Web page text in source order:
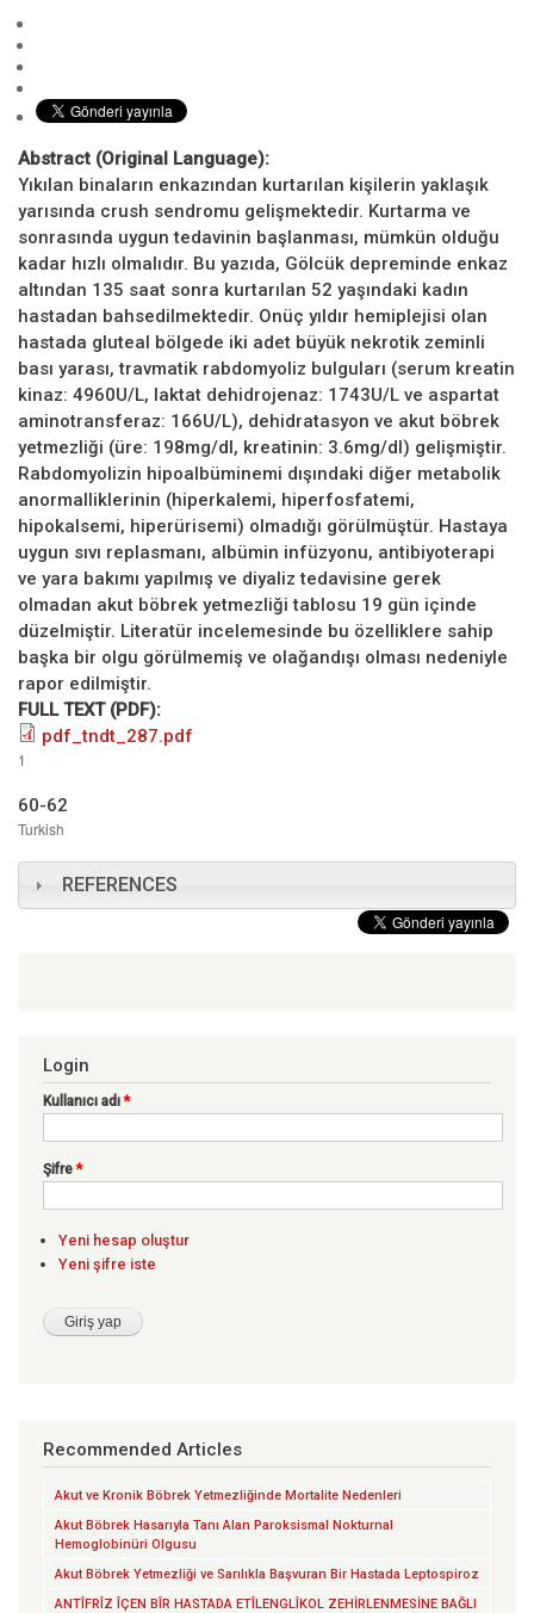
Abstract (Original Language):
Yıkılan binaların enkazından kurtarılan kişilerin yaklaşık
yarısında crush sendromu gelişmektedir. Kurtarma ve
sonrasında uygun tedavinin başlanması, mümkün olduğu
kadar hızlı olmalıdır. Bu yazıda, Gölcük depreminde enkaz
altından 135 saat sonra kurtarılan 52 yaşındaki kadın
hastadan bahsedilmektedir. Onüç yıldır hemiplejisi olan
hastada gluteal bölgede iki adet büyük nekrotik zeminli
bası yarası, travmatik rabdomyoliz bulguları (serum kreatin
kinaz: 4960U/L, laktat dehidrojenaz: 1743U/L ve aspartat
aminotransferaz: 166U/L), dehidratasyon ve akut böbrek
yetmezliği (üre: 198mg/dl, kreatinin: 3.6mg/dl) gelişmiştir.
Rabdomyolizin hipoalbüminemi dışındaki diğer metabolik
anormalliklerinin (hiperkalemi, hiperfosfatemi,
hipokalsemi, hiperürisemi) olmadığı görülmüştür. Hastaya
uygun sıvı replasmanı, albümin infüzyonu, antibiyoterapi
ve yara bakımı yapılmış ve diyaliz tedavisine gerek
olmadan akut böbrek yetmezliği tablosu 19 gün içinde
düzelmiştir. Literatür incelemesinde bu özelliklere sahip
başka bir olgu görülmemiş ve olağandışı olması nedeniyle
rapor edilmiştir.
FULL TEXT (PDF):
pdf_tndt_287.pdf
1
60-62
Turkish
REFERENCES
Login
Kullanıcı adı*
Şifre*
Yeni hesap oluştur
Yeni şifre iste
Recommended Articles
Akut ve Kronik Böbrek Yetmezliğinde Mortalite Nedenleri
Akut Böbrek Hasarıyla Tanı Alan Paroksismal Nokturnal
Hemoglobinüri Olgusu
Akut Böbrek Yetmezliği ve Sarılıkla Başvuran Bir Hastada Leptospiroz
ANTÎFRÎZ ÎÇEN BÎR HASTADA ETÎLENGLÎKOL ZEHİRLENMESİNE BAĞLI